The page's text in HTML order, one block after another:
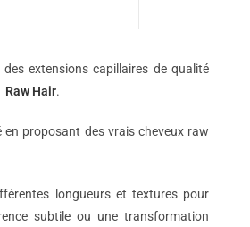
extensions capillaires de qualité
Raw Hair.
proposant des vrais cheveux raw
longueurs et textures pour
subtile ou une transformation